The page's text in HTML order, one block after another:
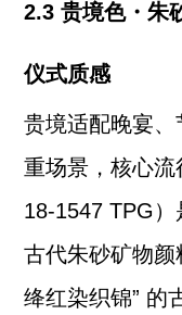
2.3 贵境色・朱
仪式质感
贵境适配晚宴
重场景，核心
18-1547 TPG
古代朱砂矿物颜
绛红染织锦” 的